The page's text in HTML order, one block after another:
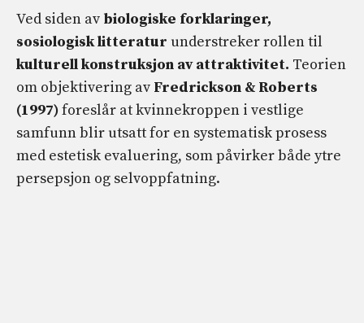
Ved siden av biologiske forklaringer,
sosiologisk litteratur understreker rollen til
kulturell konstruksjon av attraktivitet. Teorien
om objektivering av Fredrickson & Roberts
(1997)foreslår at kvinnekroppen i vestlige
samfunn blir utsatt for en systematisk prosess
med estetisk evaluering, som påvirker både ytre
persepsjon og selvoppfatning.